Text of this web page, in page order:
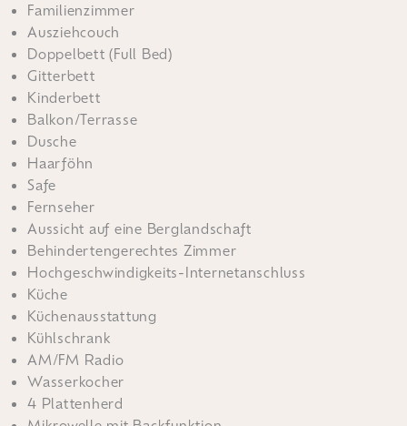
Familienzimmer
Ausziehcouch
Doppelbett (Full Bed)
Gitterbett
Kinderbett
Balkon/Terrasse
Dusche
Haarföhn
Safe
Fernseher
Aussicht auf eine Berglandschaft
Behindertengerechtes Zimmer
Hochgeschwindigkeits-Internetanschluss
Küche
Küchenausstattung
Kühlschrank
AM/FM Radio
Wasserkocher
4 Plattenherd